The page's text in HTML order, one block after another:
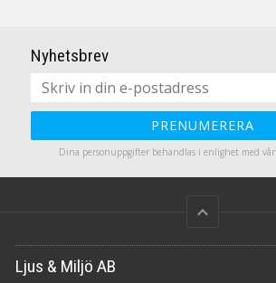
Nyhetsbrev
PRENUMERERA
Dina personuppgifter behandlas i enlighet med vår
keyboard_arrow_up
Ljus & Miljö AB